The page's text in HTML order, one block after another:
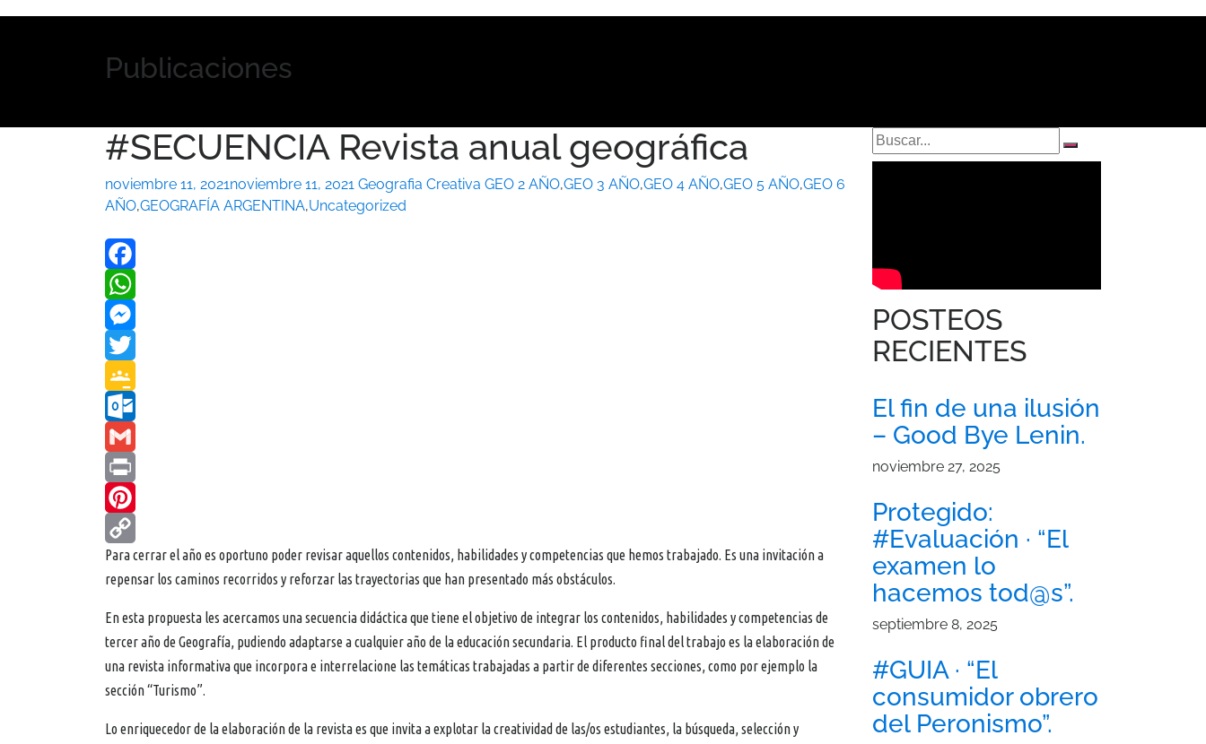
Publicaciones
#SECUENCIA Revista anual geográfica
noviembre 11, 2021noviembre 11, 2021 Geografia Creativa GEO 2 AÑO,GEO 3 AÑO,GEO 4 AÑO,GEO 5 AÑO,GEO 6
AÑO,GEOGRAFÍA ARGENTINA,Uncategorized
Facebook
WhatsApp
Messenger
Twitter
Google
Classroom
Outlook.com
Gmail
Print
Pinterest
Copy
Link
Para cerrar el año es oportuno poder revisar aquellos contenidos, habilidades y competencias que hemos trabajado. Es una invitación a
repensar los caminos recorridos y reforzar las trayectorias que han presentado más obstáculos.
En esta propuesta les acercamos una secuencia didáctica que tiene el objetivo de integrar los contenidos, habilidades y competencias de
tercer año de Geografía, pudiendo adaptarse a cualquier año de la educación secundaria. El producto final del trabajo es la elaboración de
una revista informativa que incorpora e interrelacione las temáticas trabajadas a partir de diferentes secciones, como por ejemplo la
sección “Turismo”.
Lo enriquecedor de la elaboración de la revista es que invita a explotar la creatividad de las/os estudiantes, la búsqueda, selección y
POSTEOS
RECIENTES
El fin de una ilusión
– Good Bye Lenin.
noviembre 27, 2025
Protegido:
#Evaluación · “El
examen lo
hacemos tod@s”.
septiembre 8, 2025
#GUIA · “El
consumidor obrero
del Peronismo”.